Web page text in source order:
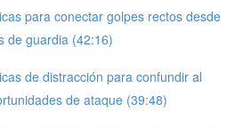
para conectar golpes rectos desde
de guardia (42:16)
de distracción para confundir al
de ataque (39:48)